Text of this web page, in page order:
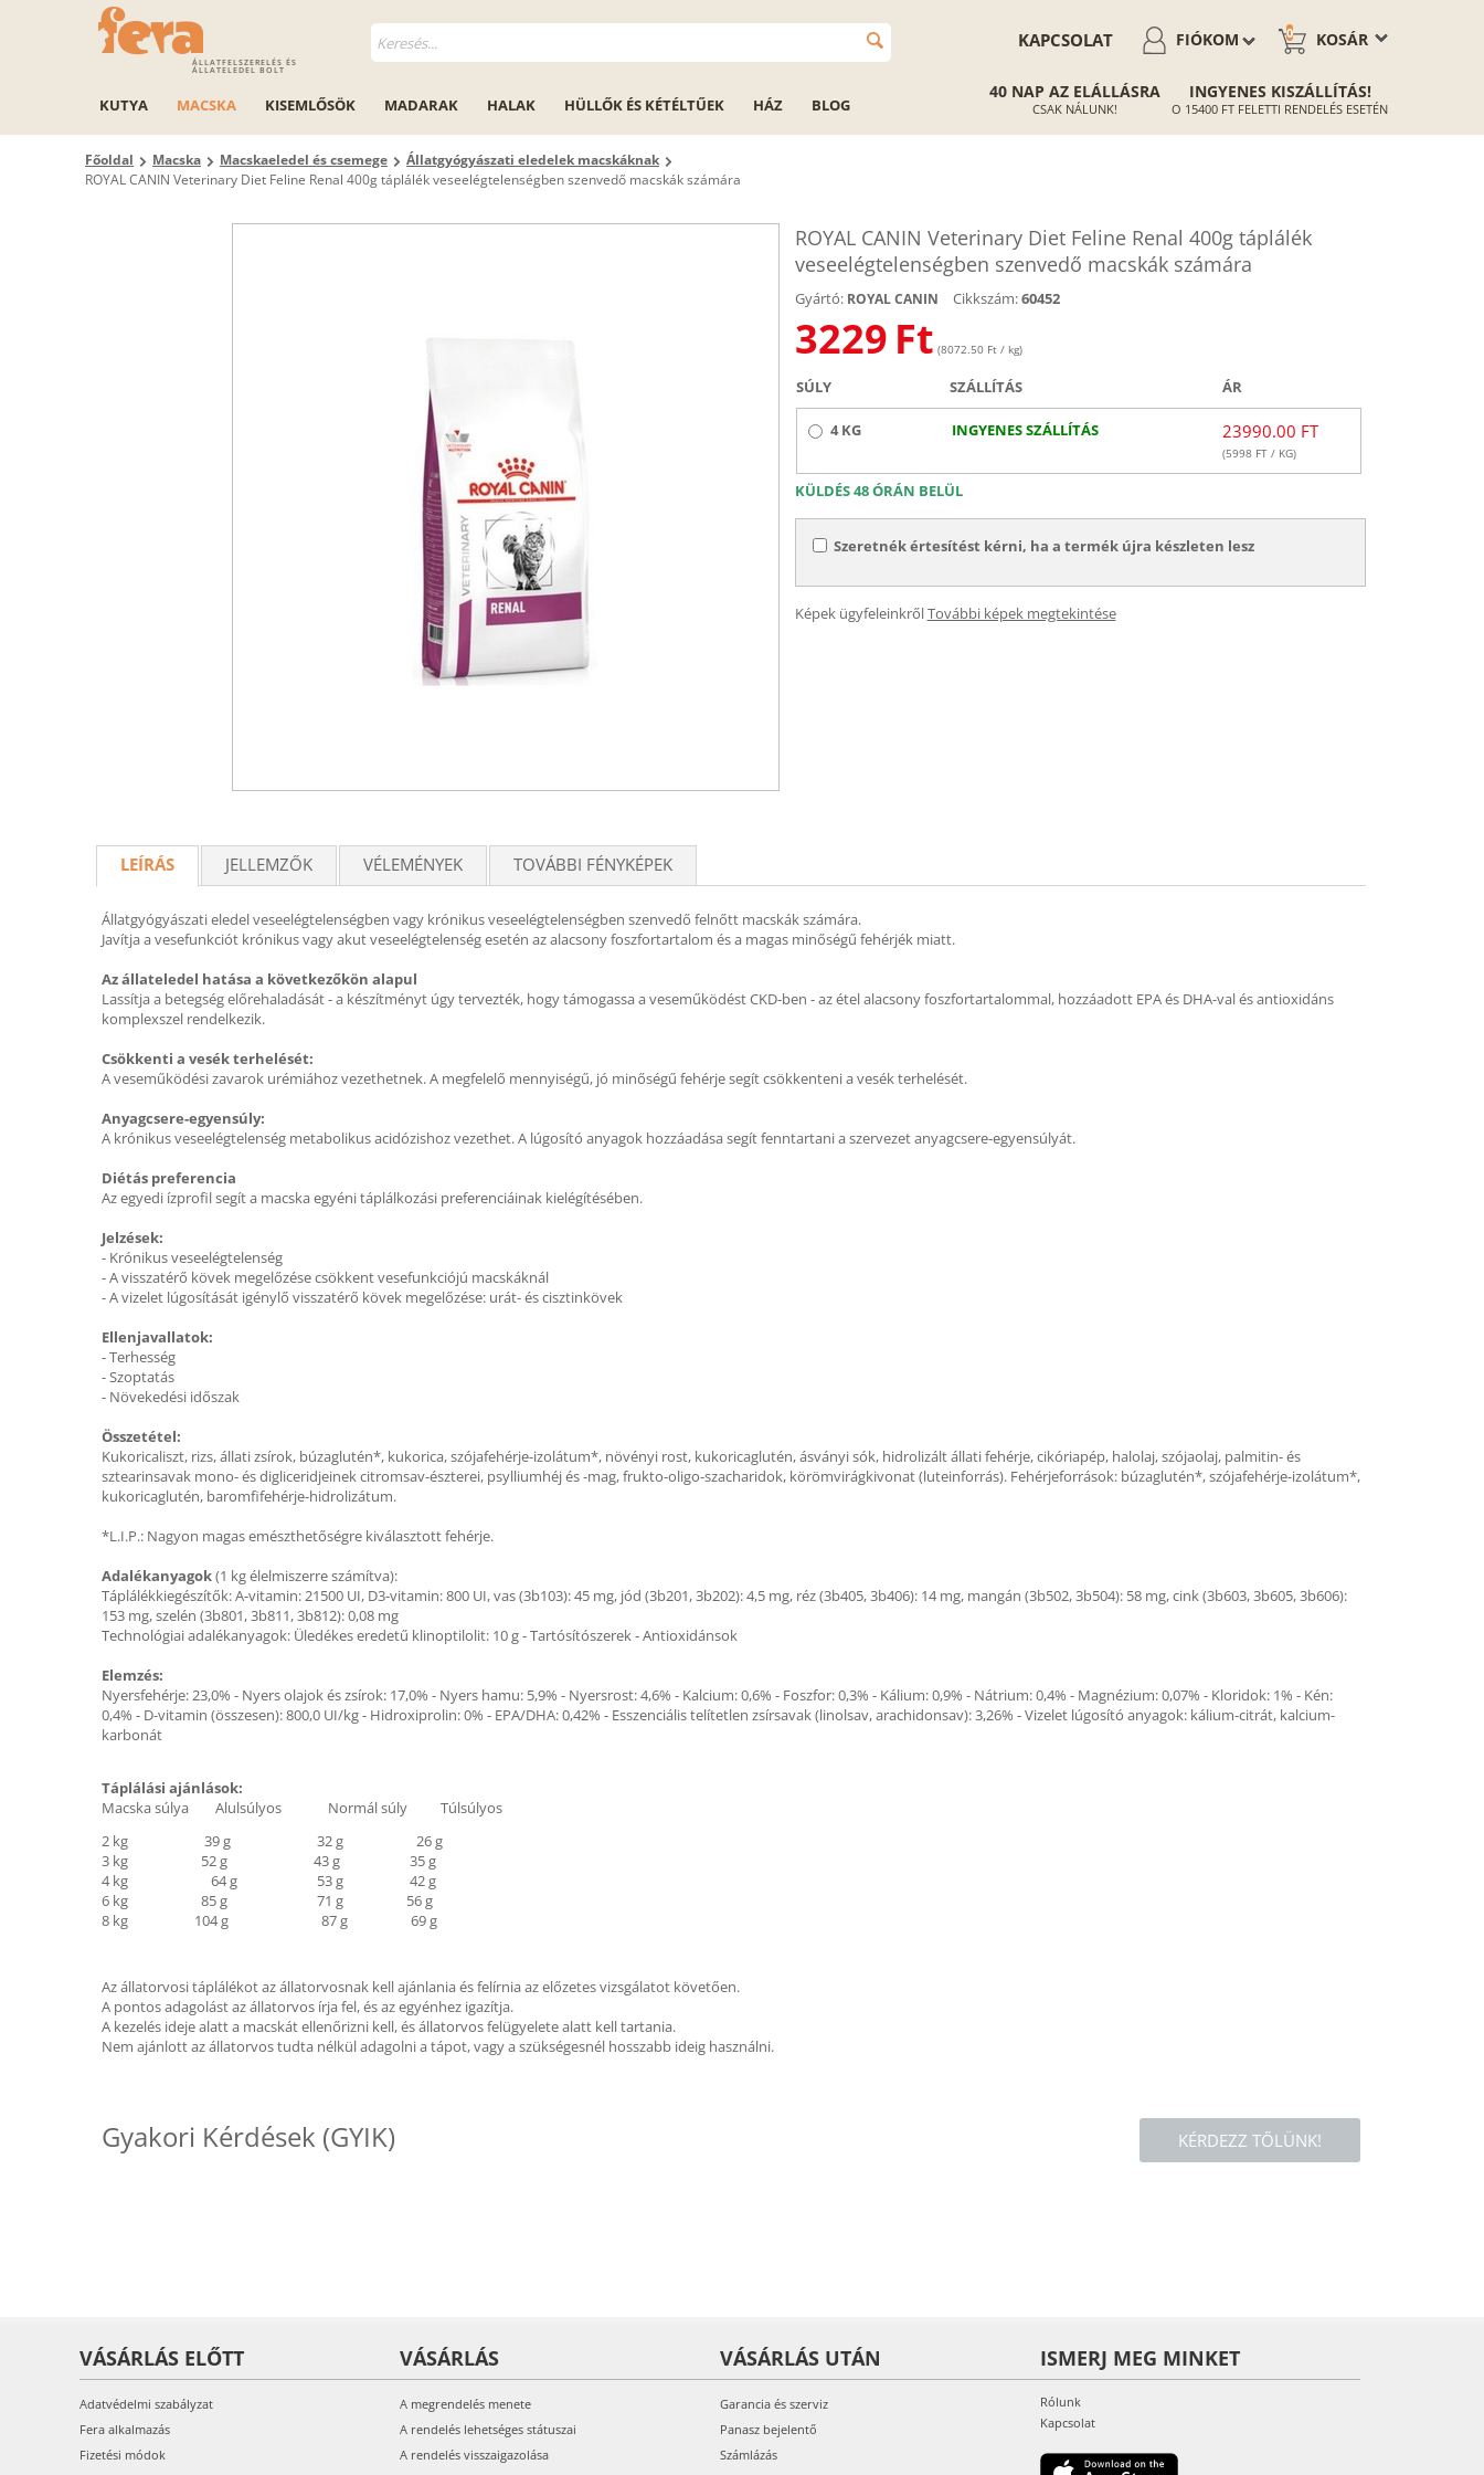
ÁLLATFELSZERELÉS ÉS
ÁLLATELEDEL BOLT
KOSÁR
0
FIÓKOM
KAPCSOLAT
KUTYA MACSKA KISEMLŐSÖK MADARAK HALAK HÜLLŐK ÉS KÉTÉLTŰEK HÁZ BLOG
40 NAP AZ ELÁLLÁSRA
CSAK NÁLUNK!
INGYENES KISZÁLLÍTÁS!
O 15400 FT FELETTI RENDELÉS ESETÉN
Főoldal Macska Macskaeledel és csemege
Állatgyógyászati eledelek macskáknak
ROYAL CANIN Veterinary Diet Feline Renal 400g táplálék veseelégtelenségben szenvedő macskák számára
ROYAL CANIN Veterinary Diet Feline Renal 400g táplálék
veseelégtelenségben szenvedő macskák számára
Gyártó: ROYAL CANIN Cikkszám:60452
3229 Ft (8072.50 Ft / kg)
SÚLY SZÁLLÍTÁS ÁR
4 KG INGYENES SZÁLLÍTÁS 23990.00 FT
(5998 FT / KG)
KÜLDÉS 48 ÓRÁN BELÜL
Szeretnék értesítést kérni, ha a termék újra készleten lesz
Képek ügyfeleinkrőlTovábbi képek megtekintése
LEÍRÁS JELLEMZŐK VÉLEMÉNYEK TOVÁBBI FÉNYKÉPEK
Állatgyógyászati eledel veseelégtelenségben vagy krónikus veseelégtelenségben szenvedő felnőtt macskák számára.
Javítja a vesefunkciót krónikus vagy akut veseelégtelenség esetén az alacsony foszfortartalom és a magas minőségű fehérjék miatt.
Az állateledel hatása a következőkön alapul
Lassítja a betegség előrehaladását - a készítményt úgy tervezték, hogy támogassa a veseműködést CKD-ben - az étel alacsony foszfortartalommal, hozzáadott EPA és DHA-val és antioxidáns
komplexszel rendelkezik.
Csökkenti a vesék terhelését:
A veseműködési zavarok urémiához vezethetnek. A megfelelő mennyiségű, jó minőségű fehérje segít csökkenteni a vesék terhelését.
Anyagcsere-egyensúly:
A krónikus veseelégtelenség metabolikus acidózishoz vezethet. A lúgosító anyagok hozzáadása segít fenntartani a szervezet anyagcsere-egyensúlyát.
Diétás preferencia
Az egyedi ízprofil segít a macska egyéni táplálkozási preferenciáinak kielégítésében.
Jelzések:
- Krónikus veseelégtelenség
- A visszatérő kövek megelőzése csökkent vesefunkciójú macskáknál
- A vizelet lúgosítását igénylő visszatérő kövek megelőzése: urát- és cisztinkövek
Ellenjavallatok:
- Terhesség
- Szoptatás
- Növekedési időszak
Összetétel:
Kukoricaliszt, rizs, állati zsírok, búzaglutén*, kukorica, szójafehérje-izolátum*, növényi rost, kukoricaglutén, ásványi sók, hidrolizált állati fehérje, cikóriapép, halolaj, szójaolaj, palmitin- és
sztearinsavak mono- és digliceridjeinek citromsav-észterei, psylliumhéj és -mag, frukto-oligo-szacharidok, körömvirágkivonat (luteinforrás). Fehérjeforrások: búzaglutén*, szójafehérje-izolátum*,
kukoricaglutén, baromfifehérje-hidrolizátum.
*L.I.P.: Nagyon magas emészthetőségre kiválasztott fehérje.
Adalékanyagok(1 kg élelmiszerre számítva):
Táplálékkiegészítők: A-vitamin: 21500 UI, D3-vitamin: 800 UI, vas (3b103): 45 mg, jód (3b201, 3b202): 4,5 mg, réz (3b405, 3b406): 14 mg, mangán (3b502, 3b504): 58 mg, cink (3b603, 3b605, 3b606):
153 mg, szelén (3b801, 3b811, 3b812): 0,08 mg
Technológiai adalékanyagok: Üledékes eredetű klinoptilolit: 10 g - Tartósítószerek - Antioxidánsok
Elemzés:
Nyersfehérje: 23,0% - Nyers olajok és zsírok: 17,0% - Nyers hamu: 5,9% - Nyersrost: 4,6% - Kalcium: 0,6% - Foszfor: 0,3% - Kálium: 0,9% - Nátrium: 0,4% - Magnézium: 0,07% - Kloridok: 1% - Kén:
0,4% - D-vitamin (összesen): 800,0 UI/kg - Hidroxiprolin: 0% - EPA/DHA: 0,42% - Esszenciális telítetlen zsírsavak (linolsav, arachidonsav): 3,26% - Vizelet lúgosító anyagok: kálium-citrát, kalcium-
karbonát
Táplálási ajánlások:
Macska súlya Alulsúlyos Normál súly Túlsúlyos
2 kg 39 g 32 g 26 g
3 kg 52 g 43 g 35 g
4 kg 64 g 53 g 42 g
6 kg 85 g 71 g 56 g
8 kg 104 g 87 g 69 g
Az állatorvosi táplálékot az állatorvosnak kell ajánlania és felírnia az előzetes vizsgálatot követően.
A pontos adagolást az állatorvos írja fel, és az egyénhez igazítja.
A kezelés ideje alatt a macskát ellenőrizni kell, és állatorvos felügyelete alatt kell tartania.
Nem ajánlott az állatorvos tudta nélkül adagolni a tápot, vagy a szükségesnél hosszabb ideig használni.
KÉRDEZZ TŐLÜNK!
Gyakori Kérdések (GYIK)
VÁSÁRLÁS ELŐTT
Adatvédelmi szabályzat
Fera alkalmazás
Fizetési módok
VÁSÁRLÁS
A megrendelés menete
A rendelés lehetséges státuszai
A rendelés visszaigazolása
VÁSÁRLÁS UTÁN
Garancia és szerviz
Panasz bejelentő
Számlázás
ISMERJ MEG MINKET
Rólunk
Kapcsolat